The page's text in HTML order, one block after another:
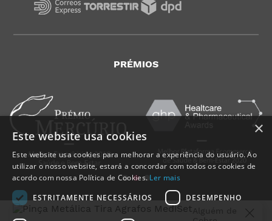
PRÉMIOS
×
Este website usa cookies
Este website usa cookies para melhorar a experiência do usuário. Ao
utilizar o nosso website, estará a concordar com todos os cookies de
acordo com nossa Política de Cookies. Ler mais
ESTRITAMENTE NECESSÁRIOS
DESEMPENHO